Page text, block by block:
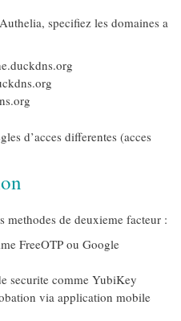
specifiez les domaines a
d’acces differentes (acces
methodes de deuxieme facteur :
FreeOTP ou Google
securite comme YubiKey
via application mobile